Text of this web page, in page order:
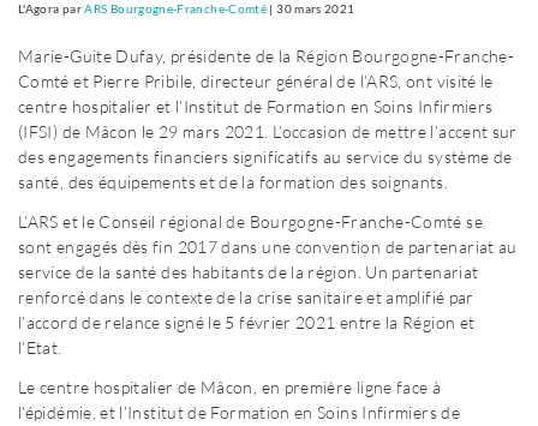
L'Agora parARS Bourgogne-Franche-Comté |30 mars 2021
Marie-Guite Dufay, présidente de la Région Bourgogne-Franche-
Comté et Pierre Pribile, directeur général de l’ARS, ont visité le
centre hospitalier et l’Institut de Formation en Soins Infirmiers
(IFSI) de Mâcon le 29 mars 2021. L’occasion de mettre l’accent sur
des engagements financiers significatifs au service du système de
santé, des équipements et de la formation des soignants.
L’ARS et le Conseil régional de Bourgogne-Franche-Comté se
sont engagés dès fin 2017 dans une convention de partenariat au
service de la santé des habitants de la région. Un partenariat
renforcé dans le contexte de la crise sanitaire et amplifié par
l’accord de relance signé le 5 février 2021 entre la Région et
l’Etat.
Le centre hospitalier de Mâcon, en première ligne face à
l’épidémie, et l’Institut de Formation en Soins Infirmiers de